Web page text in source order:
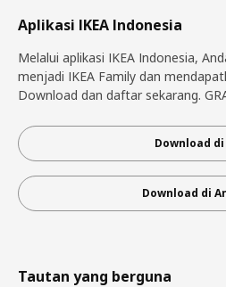
Aplikasi IKEA Indonesia
Melalui aplikasi IKEA Indonesia,
menjadi IKEA Family dan
Download dan daftar sekarang.
Download di
Download di
Tautan yang berguna